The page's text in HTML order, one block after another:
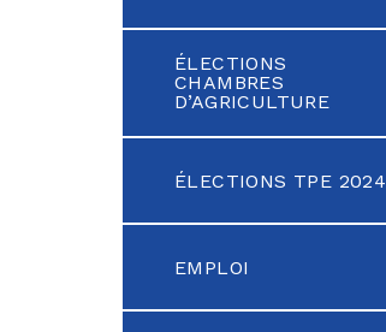
ÉLECTIONS
CHAMBRES
D’AGRICULTURE
ÉLECTIONS TPE 2024
EMPLOI